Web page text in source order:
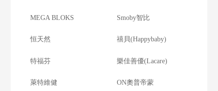
MEGA BLOKS Smoby智比
恒天然 禧貝(Happybaby)
特福芬 樂佳善優(Lacare)
萊特維健 ON奧普帝蒙